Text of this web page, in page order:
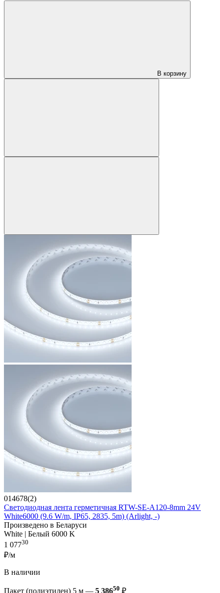
В корзину
014678(2)
Светодиодная лента герметичная RTW-SE-A120-8mm 24V
White6000 (9.6 W/m, IP65, 2835, 5m) (Arlight, -)
Произведено в Беларуси
White | Белый 6000 K
1 07730
₽/м
В наличии
Пакет (полиэтилен) 5 м — 5 38650 ₽